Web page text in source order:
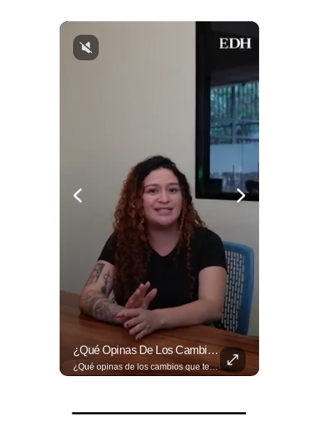
¿Qué Opinas De Los Cambios Que Tendrá Este Proyecto?
¿Qué opinas de los cambios que tendrá este proyecto? Jardines verticales, ciclovía y accesos inclusivos destacan entre las novedades del viaducto Los Chorros. Lee más 👉 eldiariodehoy.com